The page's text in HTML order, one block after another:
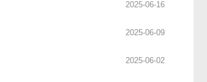
2025-06-16
2025-06-09
2025-06-02